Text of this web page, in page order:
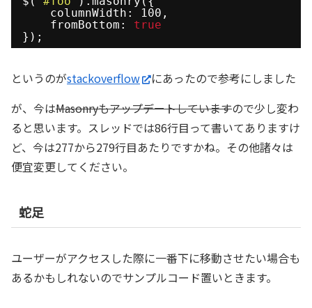
columnWidth: 100,
fromBottom: true
});
というのがstackoverflow
にあったので参考にしました
が、今はMasonryもアップデートしていますので少し変わ
ると思います。スレッドでは86行目って書いてありますけ
ど、今は277から279行目あたりですかね。その他諸々は
便宜変更してください。
蛇足
ユーザーがアクセスした際に一番下に移動させたい場合も
あるかもしれないのでサンプルコード置いときます。